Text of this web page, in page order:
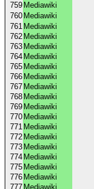
759 Mediawiki
760 Mediawiki
761 Mediawiki
762 Mediawiki
763 Mediawiki
764 Mediawiki
765 Mediawiki
766 Mediawiki
767 Mediawiki
768 Mediawiki
769 Mediawiki
770 Mediawiki
771 Mediawiki
772 Mediawiki
773 Mediawiki
774 Mediawiki
775 Mediawiki
776 Mediawiki
777 Mediawiki